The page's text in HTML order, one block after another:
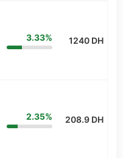
3.33% 1240 DH
2.35% 208.9 DH